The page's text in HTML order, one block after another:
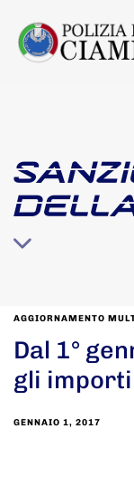
AGGIORNAMENTO
Dal 1°
gli
GENNAIO 1, 2017